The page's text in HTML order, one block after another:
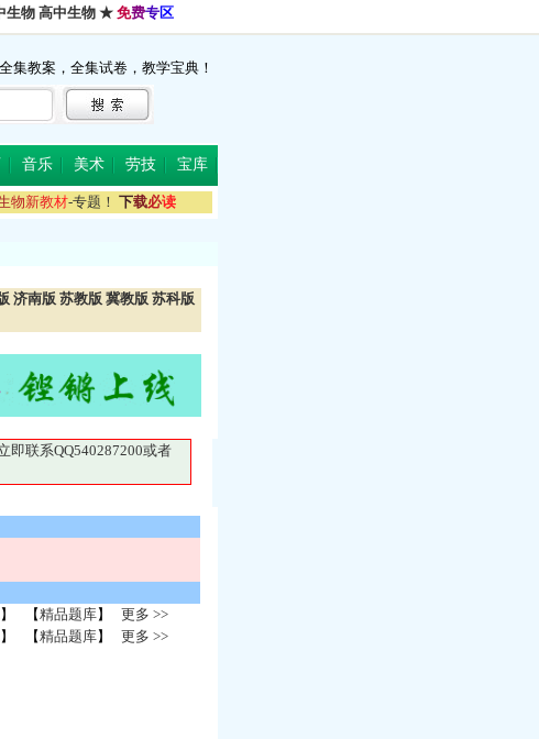
生物 高中生物 ★ 免费专区
教案，全集试卷，教学宝典！
音乐 美术 劳技 宝库
物新教材-专题！ 下载必读
济南版 苏教版 冀教版 苏科版
即联系QQ540287200或者
】
】
【精品题库】
【精品题库】
更多 >>
更多 >>